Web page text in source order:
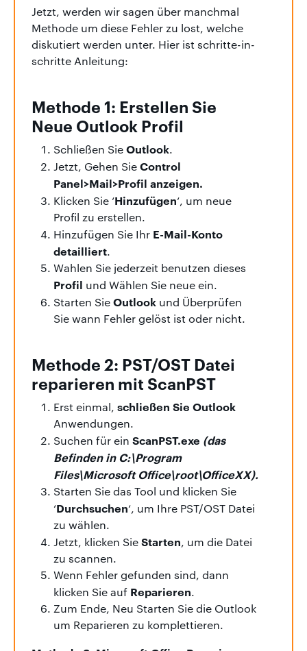
Jetzt, werden wir sagen über manchmal
Methode um diese Fehler zu lost, welche
diskutiert werden unter. Hier ist schritte-in-
schritte Anleitung:
Methode 1: Erstellen Sie
Neue Outlook Profil
Schließen SieOutlook.
Jetzt, Gehen SieControl
Panel>Mail>Profil anzeigen.
Klicken Sie ‘Hinzufügen‘, um neue
Profil zu erstellen.
Hinzufügen Sie Ihr E-Mail-Konto
detailliert.
Wahlen Sie jederzeit benutzen dieses
Profil und Wählen Sie neue ein.
Starten SieOutlook und Überprüfen
Sie wann Fehler gelöst ist oder nicht.
Methode 2: PST/OST Datei
reparieren mit ScanPST
Erst einmal, schließen Sie Outlook
Anwendungen.
Suchen für ein ScanPST.exe (das
Befinden in C:\Program
Files\Microsoft Office\root\OfficeXX).
Starten Sie das Tool und klicken Sie
‘Durchsuchen‘, um Ihre PST/OST Datei
zu wählen.
Jetzt, klicken SieStarten, um die Datei
zu scannen.
Wenn Fehler gefunden sind, dann
klicken Sie auf Reparieren.
Zum Ende, Neu Starten Sie die Outlook
um Reparieren zu komplettieren.